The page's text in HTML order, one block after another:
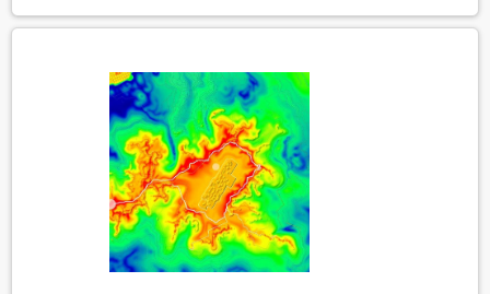
qualidade, produtividade e segurança no ambiente